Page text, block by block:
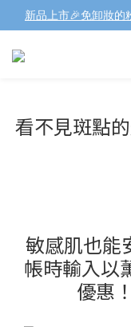
看不見斑點
敏感肌也能
帳時輸入以
優惠
新品上市🎉免卸妝的